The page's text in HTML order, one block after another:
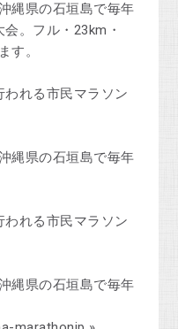
縄県の石垣島で毎年
。フル・23km・
す。
れる市民マラソン
縄県の石垣島で毎年
れる市民マラソン
縄県の石垣島で毎年